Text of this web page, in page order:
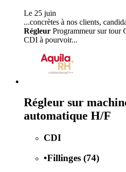
Le 25 juin
...concrètes à nos clients,
Régleur Programmeur sur tour
CDI à pourvoir...
Régleur sur
automatique H/F
CDI
•Fillinges (74)